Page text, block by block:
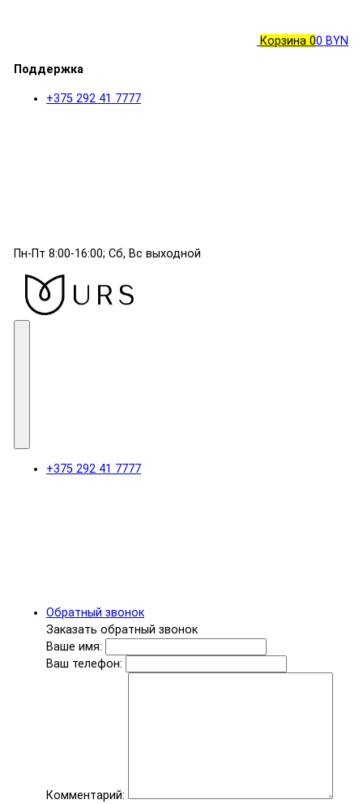
Корзина 00 BYN
Поддержка
+375 292 41 7777
Пн-Пт 8:00-16:00; Сб, Вс выходной
+375 292 41 7777
Обратный звонок
Заказать обратный звонок
Ваше имя:
Ваш телефон:
Комментарий: